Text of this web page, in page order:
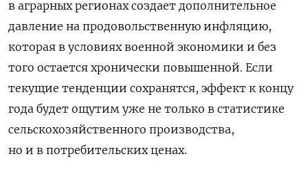
в аграрных регионах создает дополнительное
давление на продовольственную инфляцию,
которая в условиях военной экономики и без
того остается хронически повышенной. Если
текущие тенденции сохранятся, эффект к концу
года будет ощутим уже не только в статистике
сельскохозяйственного производства,
но и в потребительских ценах.